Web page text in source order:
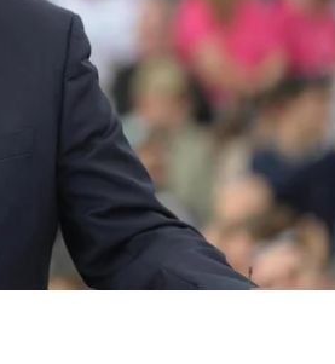
предотвратить расширение
что не заинтересованы в
отмечали журналисты.